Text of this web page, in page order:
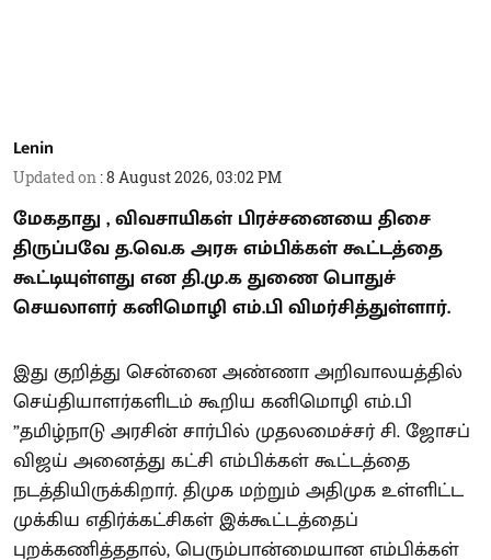
Lenin
Updated on :8 August 2026, 03:02 PM
மேகதாது , விவசாயிகள் பிரச்சனையை திசை
திருப்பவே த.வெ.க அரசு எம்பிக்கள் கூட்டத்தை
கூட்டியுள்ளது என தி.மு.க துணை பொதுச்
செயலாளர் கனிமொழி எம்.பி விமர்சித்துள்ளார்.
இது குறித்து சென்னை அண்ணா அறிவாலயத்தில்
செய்தியாளர்களிடம் கூறிய கனிமொழி எம்.பி
”தமிழ்நாடு அரசின் சார்பில் முதலமைச்சர் சி. ஜோசப்
விஜய் அனைத்து கட்சி எம்பிக்கள் கூட்டத்தை
நடத்தியிருக்கிறார். திமுக மற்றும் அதிமுக உள்ளிட்ட
முக்கிய எதிர்க்கட்சிகள் இக்கூட்டத்தைப்
புறக்கணித்ததால், பெரும்பான்மையான எம்பிக்கள்